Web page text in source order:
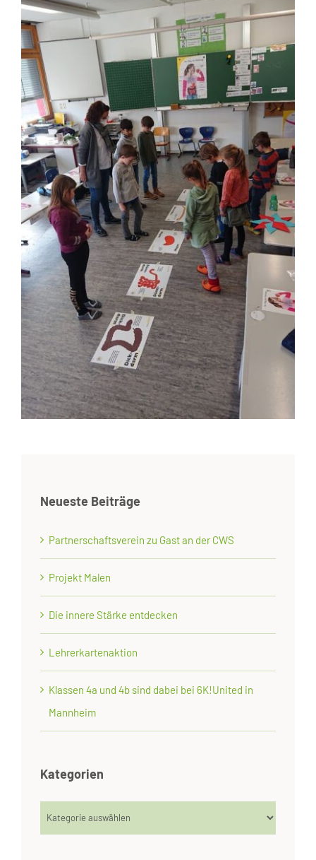
Neueste Beiträge
Partnerschaftsverein zu Gast an der CWS
Projekt Malen
Die innere Stärke entdecken
Lehrerkartenaktion
Klassen 4a und 4b sind dabei bei 6K!United in
Mannheim
Kategorien
Kategorien